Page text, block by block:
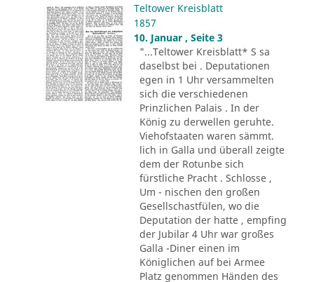
Teltower Kreisblatt
1857
10. Januar , Seite 3
"...Teltower Kreisblatt* S sa
daselbst bei . Deputationen
egen in 1 Uhr versammelten
sich die verschiedenen
Prinzlichen Palais . In der
König zu derwellen geruhte.
Viehofstaaten waren sämmt.
lich in Galla und überall zeigte
dem der Rotunbe sich
fürstliche Pracht . Schlosse ,
Um - nischen den großen
Gesellschastfülen, wo die
Deputation der hatte , empfing
der Jubilar 4 Uhr war großes
Galla -Diner einen im
Königlichen auf bei Armee
Platz genommen Händen des